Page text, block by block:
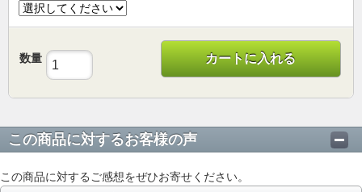
数量 カートに入れる
この商品に対するお客様の声
この商品に対するご感想をぜひお寄せください。